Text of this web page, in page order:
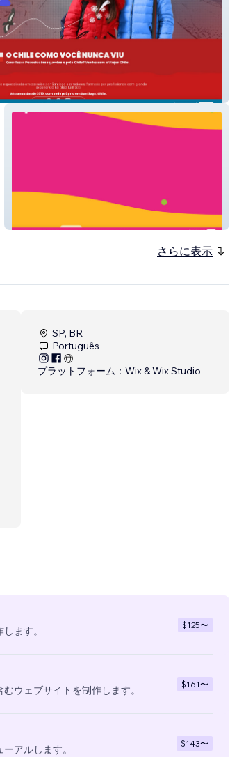
さらに表示
SP, BR
Português
プラットフォーム： Wix & Wix Studio
ます。
$125〜
ウェブサイトを制作します。
$161〜
アルします。
$143〜